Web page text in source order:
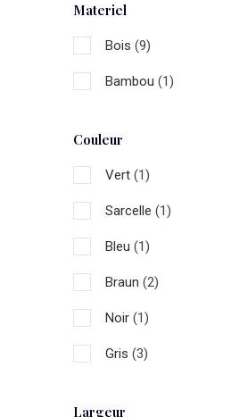
Materiel
Bois (9)
Bambou (1)
Couleur
Vert (1)
Sarcelle (1)
Bleu (1)
Braun (2)
Noir (1)
Gris (3)
Largeur